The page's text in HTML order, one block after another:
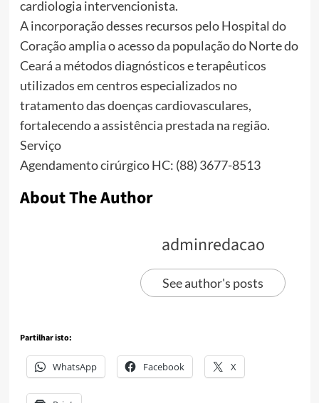
cardiologia intervencionista.
A incorporação desses recursos pelo Hospital do
Coração amplia o acesso da população do Norte do
Ceará a métodos diagnósticos e terapêuticos
utilizados em centros especializados no
tratamento das doenças cardiovasculares,
fortalecendo a assistência prestada na região.
Serviço
Agendamento cirúrgico HC: (88) 3677-8513
About The Author
adminredacao
See author's posts
Partilhar isto:
WhatsApp Facebook X